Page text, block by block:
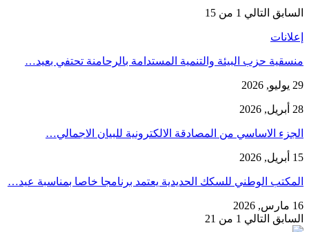
السابق التالي 1 من 15
إعلانات
منسقية حزب البيئة والتنمية المستدامة بالرحامنة تحتفي بعيد…
29 يوليو, 2026
28 أبريل, 2026
الجزء الاساسي من المصادقة الالكترونية للبيان الاجمالي…
15 أبريل, 2026
المكتب الوطني للسكك الحديدية يعتمد برنامجا خاصا بمناسبة عيد…
16 مارس, 2026
السابق التالي 1 من 21